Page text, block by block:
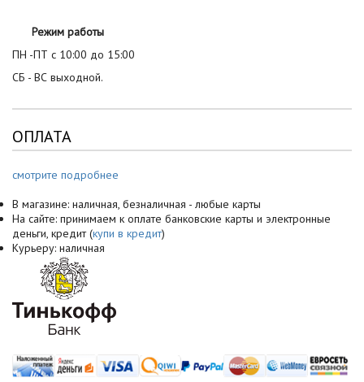
Режим работы
ПН -ПТ с 10:00 до 15:00
СБ - ВС выходной.
ОПЛАТА
смотрите подробнее
В магазине: наличная, безналичная - любые карты
На сайте: принимаем к оплате банковские карты и электронные
деньги, кредит (купи в кредит)
Курьеру: наличная